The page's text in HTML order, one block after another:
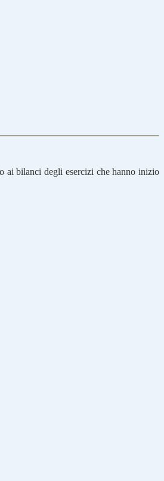
ai bilanci degli esercizi che hanno inizio